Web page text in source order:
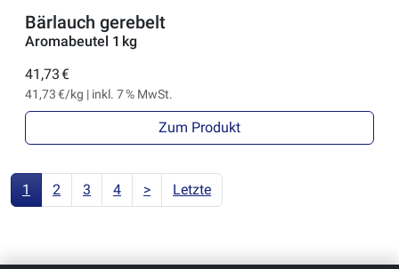
Bärlauch gerebelt
Aromabeutel 1 kg
41,73 €
41,73 €/kg | inkl. 7 % MwSt.
Zum Produkt
1 2 3 4 > Letzte